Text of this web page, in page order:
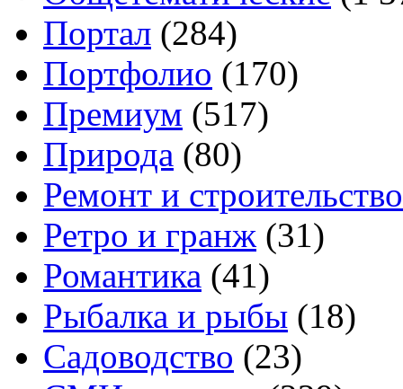
Портал (284)
Портфолио (170)
Премиум (517)
Природа (80)
Ремонт и строительство
Ретро и гранж (31)
Романтика (41)
Рыбалка и рыбы (18)
Садоводство (23)